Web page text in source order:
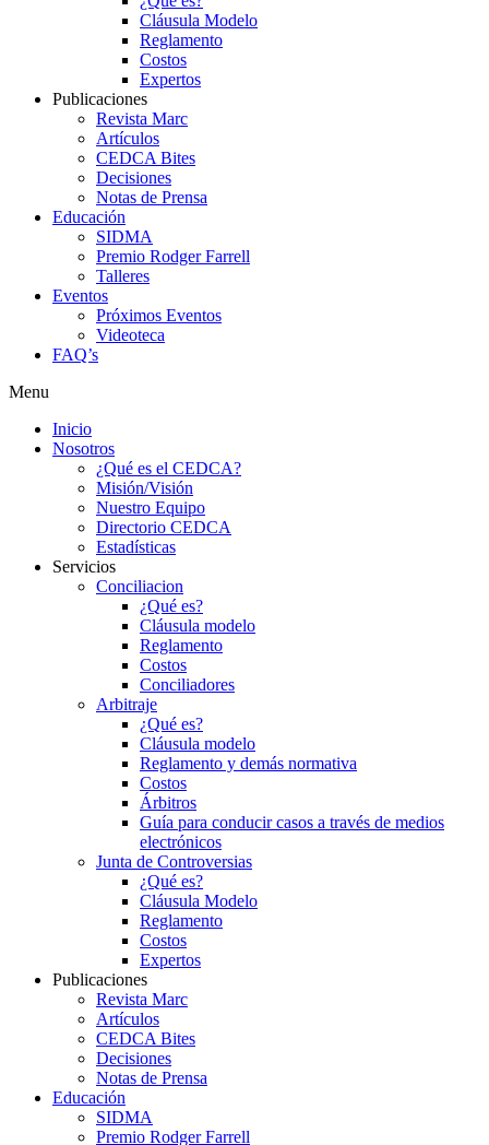
Cláusula Modelo
Reglamento
Costos
Expertos
Publicaciones
Revista Marc
Artículos
CEDCA Bites
Decisiones
Notas de Prensa
Educación
SIDMA
Premio Rodger Farrell
Talleres
Eventos
Próximos Eventos
Videoteca
FAQ’s
Menu
Inicio
Nosotros
¿Qué es el CEDCA?
Misión/Visión
Nuestro Equipo
Directorio CEDCA
Estadísticas
Servicios
Conciliacion
¿Qué es?
Cláusula modelo
Reglamento
Costos
Conciliadores
Arbitraje
¿Qué es?
Cláusula modelo
Reglamento y demás normativa
Costos
Árbitros
Guía para conducir casos a través de medios
electrónicos
Junta de Controversias
¿Qué es?
Cláusula Modelo
Reglamento
Costos
Expertos
Publicaciones
Revista Marc
Artículos
CEDCA Bites
Decisiones
Notas de Prensa
Educación
SIDMA
Premio Rodger Farrell